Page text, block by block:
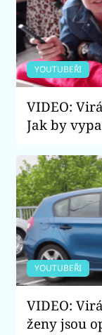
YOUTUBEŘI
VIDEO:
Jak by
YOUTUBEŘI
VIDEO:
ženy jsou